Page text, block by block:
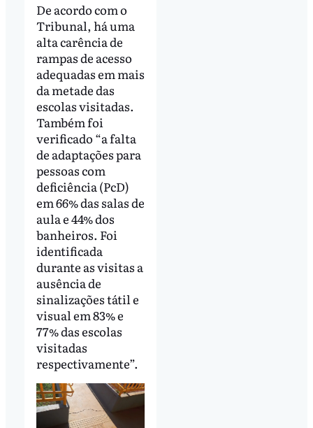
De acordo com o
Tribunal, há uma
alta carência de
rampas de acesso
adequadas em mais
da metade das
escolas visitadas.
Também foi
verificado “a falta
de adaptações para
pessoas com
deficiência (PcD)
em 66% das salas de
aula e 44% dos
banheiros. Foi
identificada
durante as visitas a
ausência de
sinalizações tátil e
visual em 83% e
77% das escolas
visitadas
respectivamente”.